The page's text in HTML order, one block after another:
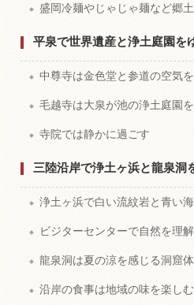
盛岡冷麺やじゃじゃ麺など郷
平泉で世界遺産と浄土庭園を
中尊寺は金色堂と参道の空気
毛越寺は大泉が池の浄土庭園
寺院では静かに過ごす
三陸沿岸で浄土ヶ浜と龍泉洞
浄土ヶ浜で白い流紋岩と青い
ビジターセンターで自然を理
龍泉洞は夏の涼を感じる洞窟
沿岸の食事は地域の味を楽しむ